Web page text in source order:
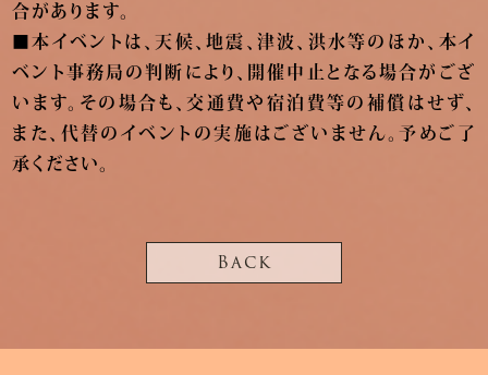
合があります。
■本イベントは、天候、地震、津波、洪水等のほか、本イ
ベント事務局の判断により、開催中止となる場合がござ
います。その場合も、交通費や宿泊費等の補償はせず、
また、代替のイベントの実施はございません。予めご了
承ください。
Back